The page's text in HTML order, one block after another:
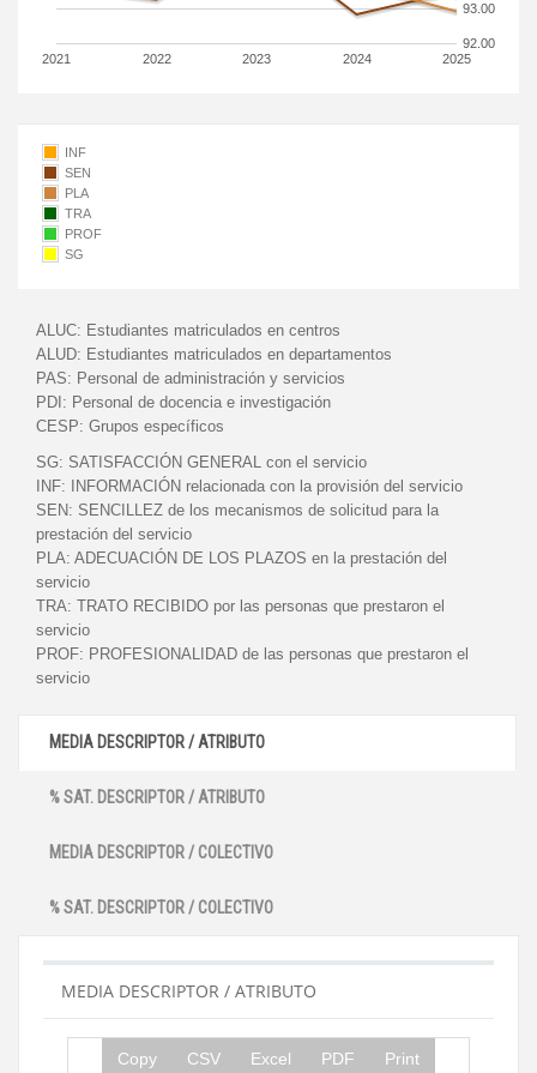
2021 2022 2023 2024 2025
92.00
93.00
INF
SEN
PLA
TRA
PROF
SG
ALUC: Estudiantes matriculados en centros
ALUD: Estudiantes matriculados en departamentos
PAS: Personal de administración y servicios
PDI: Personal de docencia e investigación
CESP: Grupos específicos
SG: SATISFACCIÓN GENERAL con el servicio
INF:
INFORMACIÓN relacionada con la provisión del servicio
SEN: SENCILLEZ de los mecanismos de solicitud para la
prestación del servicio
PLA: ADECUACIÓN DE LOS PLAZOS en la prestación del
servicio
TRA: TRATO RECIBIDO por las personas que prestaron el
servicio
PROF: PROFESIONALIDAD de las personas que prestaron el
servicio
MEDIA DESCRIPTOR / ATRIBUTO
% SAT. DESCRIPTOR / ATRIBUTO
MEDIA DESCRIPTOR / COLECTIVO
% SAT. DESCRIPTOR / COLECTIVO
MEDIA DESCRIPTOR / ATRIBUTO
Copy CSV Excel PDF Print